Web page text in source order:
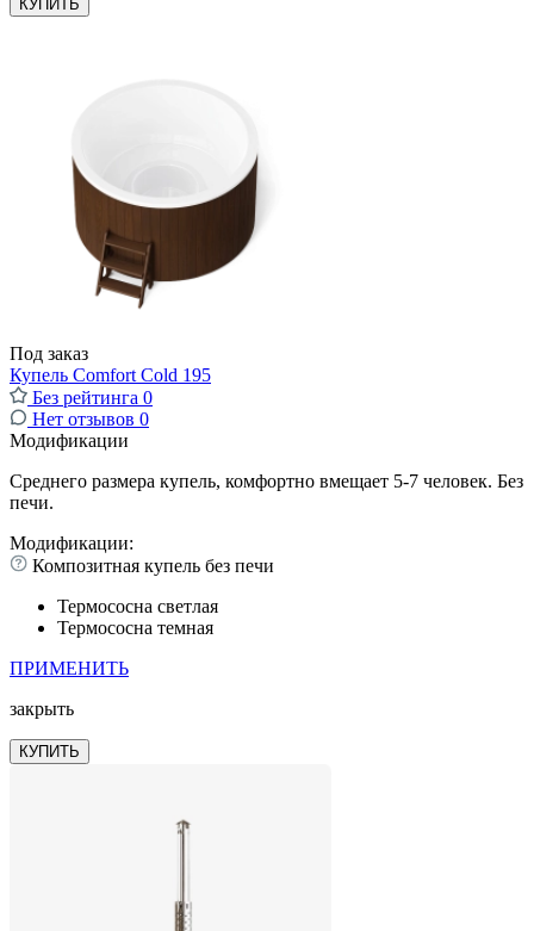
КУПИТЬ
Под заказ
Купель Comfort Cold 195
Без рейтинга 0
Нет отзывов 0
Модификации
Среднего размера купель, комфортно вмещает 5-7 человек. Без
печи.
Модификации:
Композитная купель без печи
Термососна светлая
Термососна темная
ПРИМЕНИТЬ
закрыть
КУПИТЬ